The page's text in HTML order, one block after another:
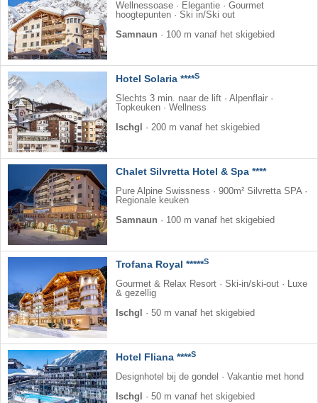
Wellnessoase · Elegantie · Gourmet
hoogtepunten · Ski in/Ski out
Samnaun · 100 m vanaf het skigebied
Hotel Solaria ****S
Slechts 3 min. naar de lift · Alpenflair ·
Topkeuken · Wellness
Ischgl
· 200 m vanaf het skigebied
Chalet Silvretta Hotel & Spa ****
Pure Alpine Swissness · 900m² Silvretta SPA ·
Regionale keuken
Samnaun · 100 m vanaf het skigebied
Trofana Royal *****S
Gourmet & Relax Resort · Ski-in/ski-out · Luxe
& gezellig
Ischgl · 50 m vanaf het skigebied
Hotel Fliana ****S
Designhotel bij de gondel · Vakantie met hond
Ischgl
· 50 m vanaf het skigebied